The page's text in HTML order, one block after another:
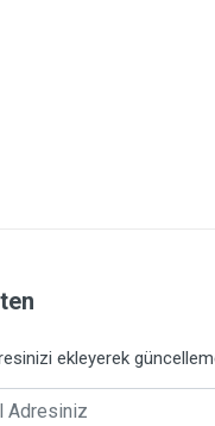
ekleyerek